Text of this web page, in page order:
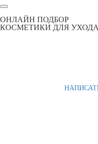
ОНЛАЙН ПОДБОР
КОСМЕТИКИ ДЛЯ